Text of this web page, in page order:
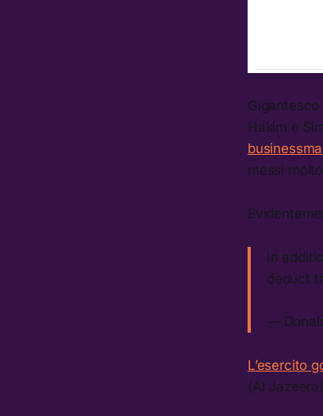
Gigantesco
Hakim e
messi
In
deduct
—
L’esercito
(Al Jazeera)